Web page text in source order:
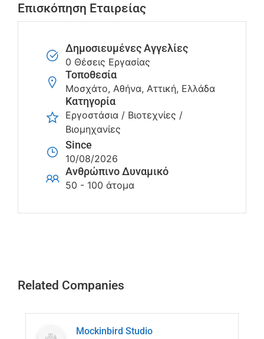
Επισκόπηση Εταιρείας
Δημοσιευμένες Αγγελίες
0 Θέσεις Εργασίας
Τοποθεσία
Μοσχάτο, Αθήνα, Αττική, Ελλάδα
Κατηγορία
Εργοστάσια / Βιοτεχνίες /
Βιομηχανίες
Since
10/08/2026
Ανθρώπινο Δυναμικό
50 - 100 άτομα
Related Companies
Mockinbird Studio